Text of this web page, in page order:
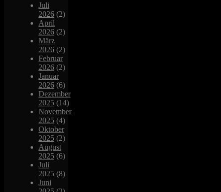
Juli
2026 (2)
April
2026 (2)
März
2026 (2)
Februar
2026 (2)
Januar
2026 (6)
Dezember
2025 (14)
November
2025 (4)
Oktober
2025 (2)
August
2025 (6)
Juli
2025 (8)
Juni